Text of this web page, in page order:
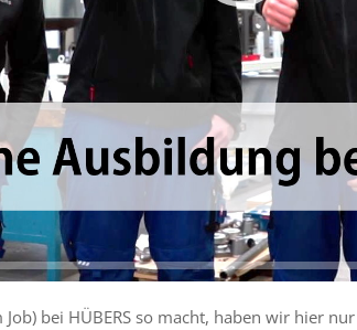
bei HÜBERS so macht, haben wir hier